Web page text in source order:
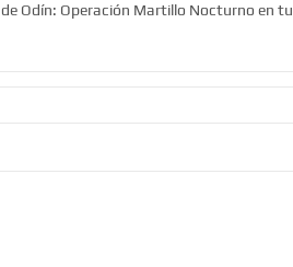
Odín: Operación Martillo Nocturno en tu